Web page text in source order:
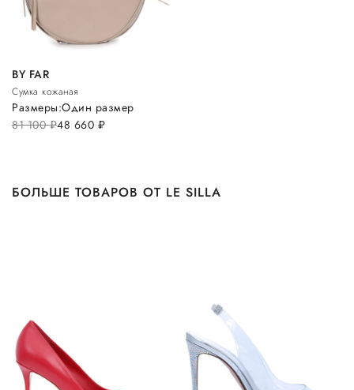
BY FAR
Сумка кожаная
81 100руб.48 660 руб.
Размеры:Один размер
БОЛЬШЕ ТОВАРОВ ОТ LE SILLA